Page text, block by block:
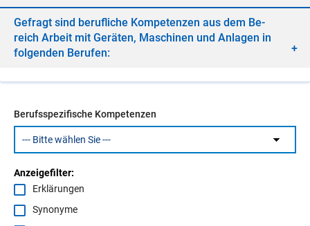
Ge­fragt sind be­ruf­li­che Kom­pe­ten­zen aus dem Be­
reich Ar­beit mit Ge­rä­ten, Ma­schi­nen und An­la­gen in
fol­gen­den Be­ru­fen:
Berufsspezifische Kompetenzen
Anzeigefilter:
Erklärungen
Synonyme